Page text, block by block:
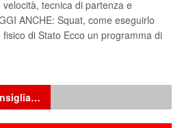
tecnica di partenza e
ANCHE: Squat, come eseguirlo
di Stato Ecco un programma di